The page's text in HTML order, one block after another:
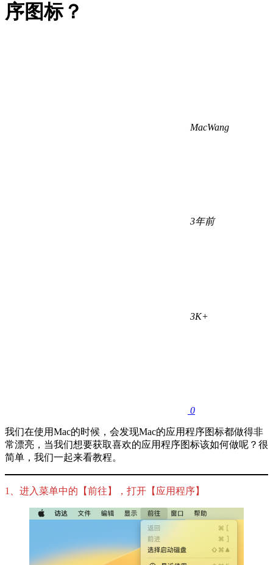
序图标？
MacWang
3年前
3K+
0
我们在使用Mac的时候，会发现Mac的应用程序图标都做得非
常漂亮，当我们想要获取喜欢的应用程序图标该如何做呢？很
简单，我们一起来看教程。
1、进入菜单中的【前往】，打开【应用程序】